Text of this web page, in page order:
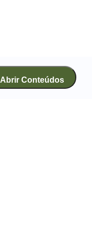
Abrir Conteúdos